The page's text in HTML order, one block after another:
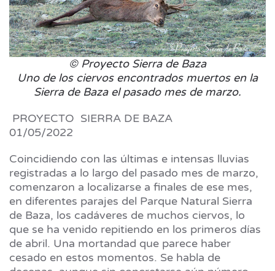
© Proyecto Sierra de Baza
Uno de los ciervos encontrados muertos en la
Sierra de Baza el pasado mes de marzo.
PROYECTO SIERRA DE BAZA
01/05/2022
Coincidiendo con las últimas e intensas lluvias
registradas a lo largo del pasado mes de marzo,
comenzaron a localizarse a finales de ese mes,
en diferentes parajes del Parque Natural Sierra
de Baza, los cadáveres de muchos ciervos, lo
que se ha venido repitiendo en los primeros días
de abril. Una mortandad que parece haber
cesado en estos momentos. Se habla de